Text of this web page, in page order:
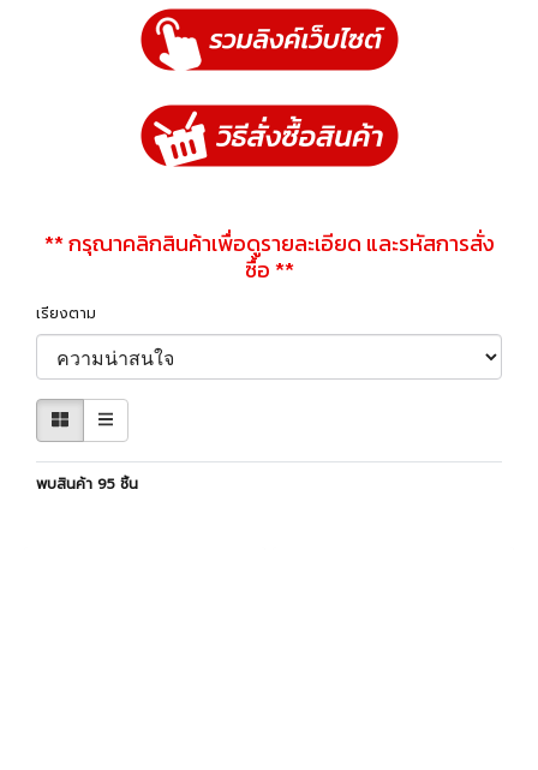
** กรุณาคลิกสินค้าเพื่อดูรายละเอียด และรหัสการสั่ง
ซื้อ **
เรียงตาม
พบสินค้า 95 ชิ้น